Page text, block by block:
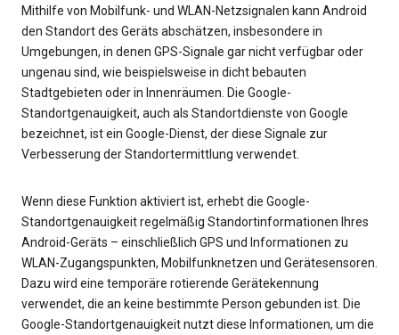
Mithilfe von Mobilfunk- und WLAN-Netzsignalen kann Android
den Standort des Geräts abschätzen, insbesondere in
Umgebungen, in denen GPS-Signale gar nicht verfügbar oder
ungenau sind, wie beispielsweise in dicht bebauten
Stadtgebieten oder in Innenräumen. Die Google-
Standortgenauigkeit, auch als Standortdienste von Google
bezeichnet, ist ein Google-Dienst, der diese Signale zur
Verbesserung der Standortermittlung verwendet.
Wenn diese Funktion aktiviert ist, erhebt die Google-
Standortgenauigkeit regelmäßig Standortinformationen Ihres
Android-Geräts – einschließlich GPS und Informationen zu
WLAN-Zugangspunkten, Mobilfunknetzen und Gerätesensoren.
Dazu wird eine temporäre rotierende Gerätekennung
verwendet, die an keine bestimmte Person gebunden ist. Die
Google-Standortgenauigkeit nutzt diese Informationen, um die